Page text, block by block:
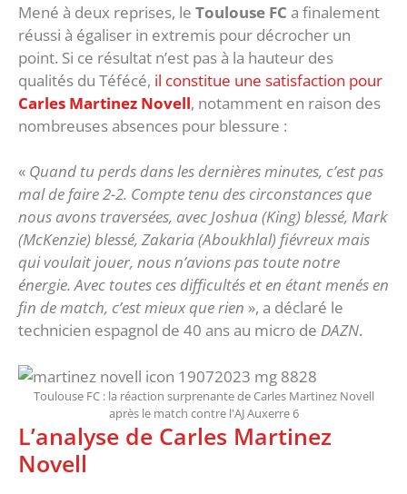
Mené à deux reprises, le Toulouse FC a finalement
réussi à égaliser in extremis pour décrocher un
point. Si ce résultat n’est pas à la hauteur des
qualités du Téfécé, il constitue une satisfaction pour
Carles Martinez Novell, notamment en raison des
nombreuses absences pour blessure :
« Quand tu perds dans les dernières minutes, c’est pas
mal de faire 2-2. Compte tenu des circonstances que
nous avons traversées, avec Joshua (King) blessé, Mark
(McKenzie) blessé, Zakaria (Aboukhlal) fiévreux mais
qui voulait jouer, nous n’avions pas toute notre
énergie. Avec toutes ces difficultés et en étant menés en
fin de match, c’est mieux que rien », a déclaré le
technicien espagnol de 40 ans au micro de DAZN.
Toulouse FC : la réaction surprenante de Carles Martinez Novell
après le match contre l'AJ Auxerre 6
L’analyse de Carles Martinez
Novell